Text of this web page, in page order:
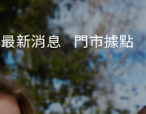
最新消息 門市據點